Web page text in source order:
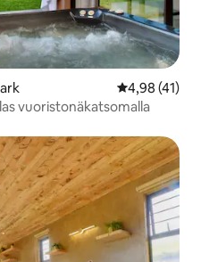
4,98 (41)
vuoristonäkatsomalla